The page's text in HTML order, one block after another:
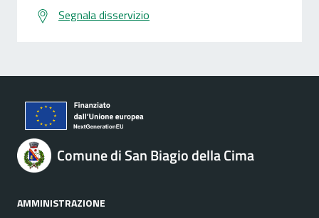
Segnala disservizio
Comune di San Biagio della Cima
AMMINISTRAZIONE